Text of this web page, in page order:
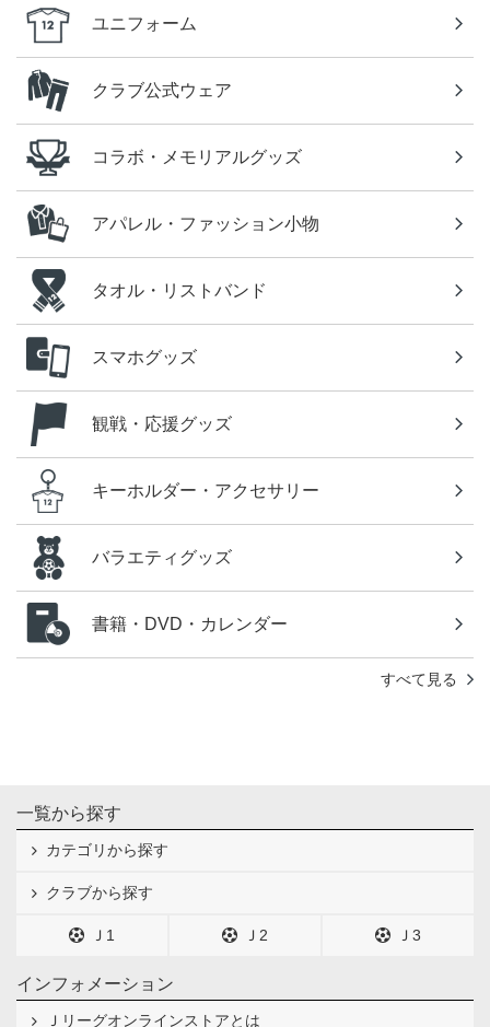
ユニフォーム
クラブ公式ウェア
コラボ・メモリアルグッズ
アパレル・ファッション小物
タオル・リストバンド
スマホグッズ
観戦・応援グッズ
キーホルダー・アクセサリー
バラエティグッズ
書籍・DVD・カレンダー
すべて見る
一覧から探す
カテゴリから探す
クラブから探す
Ｊ1 Ｊ2 Ｊ3
インフォメーション
Ｊリーグオンラインストアとは